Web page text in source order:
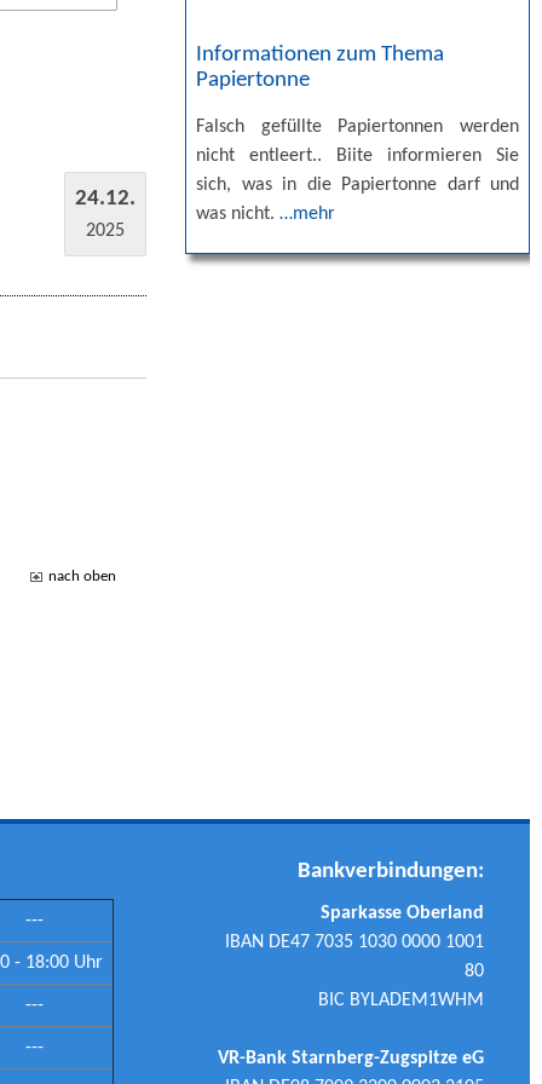
24.12.
2025
nach oben
Informationen zum Thema
Papiertonne
Falsch gefüllte Papiertonnen werden
nicht entleert.. Biite informieren Sie
sich, was in die Papiertonne darf und
was nicht. …mehr
---
- 18:00 Uhr
---
---
Bankverbindungen:
Sparkasse Oberland
IBAN DE47 7035 1030 0000 1001
80
BIC BYLADEM1WHM
VR-Bank Starnberg-Zugspitze eG